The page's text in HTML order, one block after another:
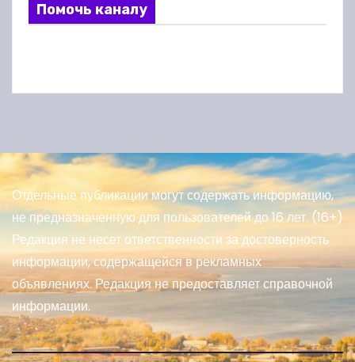
Помочь каналу
Отдельные публикации могут содержать информацию,
не предназначенную для пользователей до 16 лет. (16+)
Редакция не несет ответственности за достоверность
информации, содержащейся в рекламных
объявлениях. Редакция не предоставляет справочной
информации.